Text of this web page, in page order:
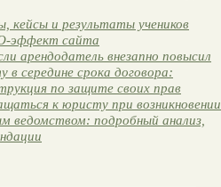
кейсы и результаты учеников
эффект сайта
арендодатель внезапно повысил
в середине срока договора:
по защите своих прав
к юристу при возникновении
ведомством: подробный анализ,